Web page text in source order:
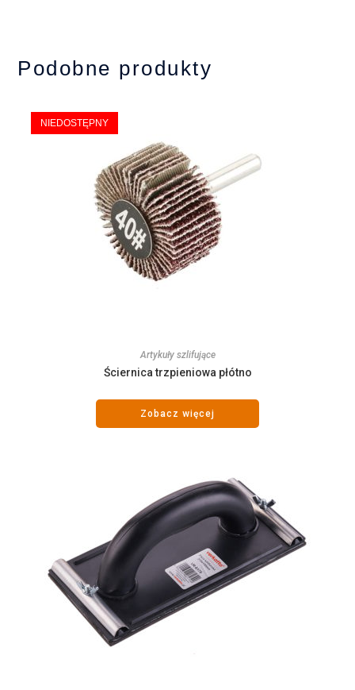
Podobne produkty
NIEDOSTĘPNY
Artykuły szlifujące
Ściernica trzpieniowa płótno
Zobacz więcej